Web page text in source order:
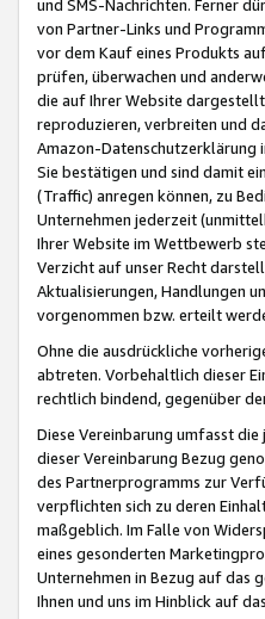
und SMS-Nachrichten. Ferner
von Partner-Links und
vor dem Kauf eines Produkts
prüfen, überwachen und
die auf Ihrer Website
reproduzieren, verbreiten und
Amazon-Datenschutzerklärung
Sie bestätigen und sind damit
(Traffic) anregen können, zu
Unternehmen jederzeit
Ihrer Website im Wettbewerb
Verzicht auf unser Recht
Aktualisierungen, Handlungen
vorgenommen bzw. erteilt
Ohne die ausdrückliche
abtreten. Vorbehaltlich dieser
rechtlich bindend, gegenüber
Diese Vereinbarung umfasst
dieser Vereinbarung Bezug
des Partnerprogramms zur
verpflichten sich zu deren
maßgeblich. Im Falle von
eines gesonderten
Unternehmen in Bezug auf das
Ihnen und uns im Hinblick auf